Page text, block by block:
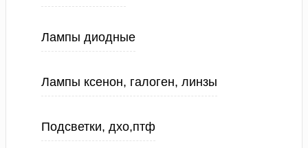
Лампы диодные
Лампы ксенон, галоген, линзы
Подсветки, дхо,птф